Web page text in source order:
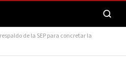
de la SEP para concretar la